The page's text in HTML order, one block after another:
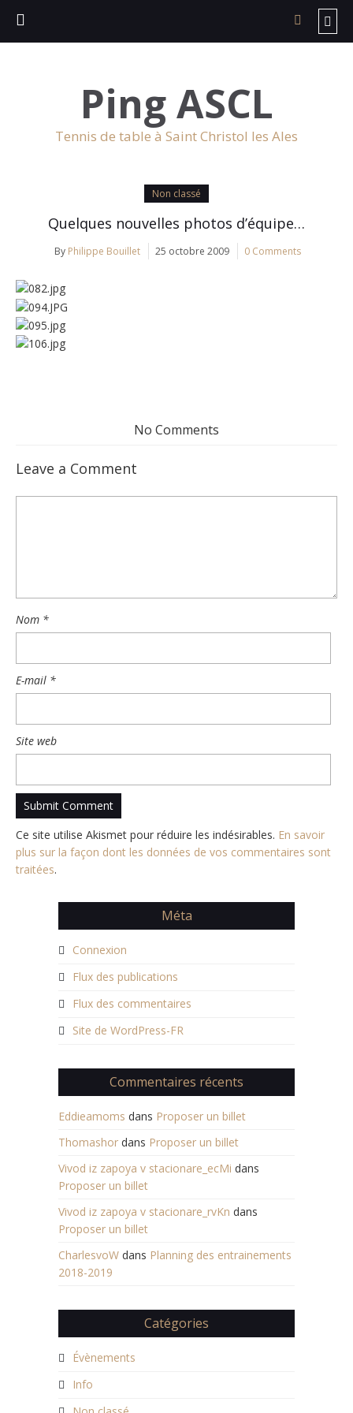
Ping ASCL
Tennis de table à Saint Christol les Ales
Non classé
Quelques nouvelles photos d’équipe…
By Philippe Bouillet 25 octobre 2009 0 Comments
No Comments
Leave a Comment
Nom *
E-mail *
Site web
Ce site utilise Akismet pour réduire les indésirables. En savoir
plus sur la façon dont les données de vos commentaires sont
traitées.
Méta
Connexion
Flux des publications
Flux des commentaires
Site de WordPress-FR
Commentaires récents
Eddieamoms dans Proposer un billet
Thomashor dans Proposer un billet
Vivod iz zapoya v stacionare_ecMi dans
Proposer un billet
Vivod iz zapoya v stacionare_rvKn dans
Proposer un billet
CharlesvoW dans Planning des entrainements
2018-2019
Catégories
Évènements
Info